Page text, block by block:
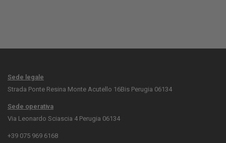
Sede legale
Strada Ponte Resina Monte Acutello 16Bis Perugia 06134
Sede operativa
Via Leonardo Sciascia 4 Perugia 06134
+39 075 969 6168